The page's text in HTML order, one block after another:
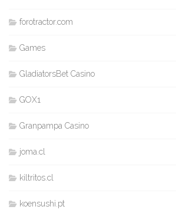
forotractor.com
Games
GladiatorsBet Casino
GOX1
Granpampa Casino
joma.cl
kiltritos.cl
koensushi.pt